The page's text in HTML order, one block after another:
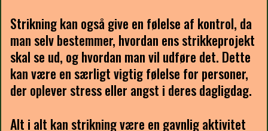
Strikning kan også give en følelse af kontrol, da
man selv bestemmer, hvordan ens strikkeprojekt
skal se ud, og hvordan man vil udføre det. Dette
kan være en særligt vigtig følelse for personer,
der oplever stress eller angst i deres dagligdag.
Alt i alt kan strikning være en gavnlig aktivitet